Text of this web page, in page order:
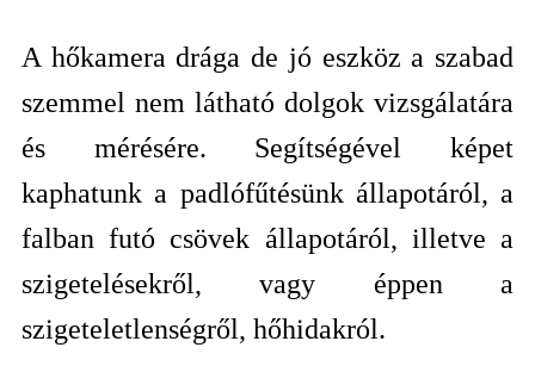
A hőkamera drága de jó eszköz a szabad
szemmel nem látható dolgok vizsgálatára
és mérésére. Segítségével képet
kaphatunk a padlófűtésünk állapotáról, a
falban futó csövek állapotáról, illetve a
szigetelésekről, vagy éppen a
szigeteletlenségről, hőhidakról.